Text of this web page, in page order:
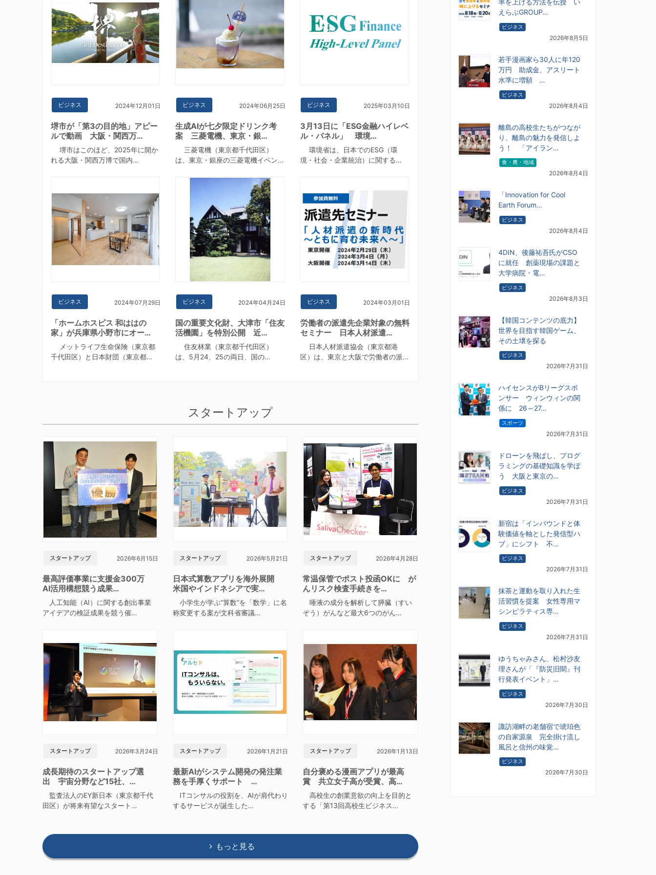
ビジネス 2024年12月01日
堺市が「第3の目的地」アピー
ルで動画 大阪・関西万…
堺市はこのほど、2025年に開か
れる大阪・関西万博で国内…
ビジネス 2024年06月25日
生成AIが七夕限定ドリンク考
案 三菱電機、東京・銀…
三菱電機（東京都千代田区）
は、東京・銀座の三菱電機イベン…
ビジネス 2025年03月10日
3月13日に「ESG金融ハイレベ
ル・パネル」 環境…
環境省は、日本でのESG（環
境・社会・企業統治）に関する…
ビジネス 2024年07月29日
「ホームホスピス 和ははの
家」が兵庫県小野市にオー…
メットライフ生命保険（東京都
千代田区）と日本財団（東京都…
ビジネス 2024年04月24日
国の重要文化財、大津市「住友
活機園」を特別公開 近…
住友林業（東京都千代田区）
は、5月24、25の両日、国の…
ビジネス 2024年03月01日
労働者の派遣先企業対象の無料
セミナー 日本人材派遣…
日本人材派遣協会（東京都港
区）は、東京と大阪で労働者の派…
スタートアップ
スタートアップ 2026年6月15日
最高評価事業に支援金300万
AI活用構想競う成果…
人工知能（AI）に関する創出事業
アイデアの検証成果を競う催…
スタートアップ 2026年5月21日
日本式算数アプリを海外展開
米国やインドネシアで実…
小学生が学ぶ“算数”を「数学」に名
称変更する案が文科省審議…
スタートアップ 2026年4月28日
常温保管でポスト投函OKに が
んリスク検査手続きを…
唾液の成分を解析して膵臓（すい
ぞう）がんなど最大6つのがん…
スタートアップ 2026年3月24日
成長期待のスタートアップ選
出 宇宙分野など15社、…
監査法人のEY新日本（東京都千代
田区）が将来有望なスタート…
スタートアップ 2026年1月21日
最新AIがシステム開発の発注業
務を手厚くサポート …
ITコンサルの役割を、AIが肩代わり
するサービスが誕生した…
スタートアップ 2026年1月13日
自分褒める漫画アプリが最高
賞 共立女子高が受賞、高…
高校生の創業意欲の向上を目的と
する「第13回高校生ビジネス…
もっと見る
率を上げる方法を伝授 い
えらぶGROUP…
ビジネス
2026年8月5日
若手漫画家ら30人に年120
万円 助成金、アスリート
水準に増額 …
ビジネス
2026年8月4日
離島の高校生たちがつなが
り、離島の魅力を発信しよ
う！ 「アイラン…
食・農・地域
2026年8月4日
「Innovation for Cool
Earth Forum…
ビジネス
2026年8月4日
4DIN、後藤祐吾氏がCSO
に就任 創薬現場の課題と
大学病院・電…
ビジネス
2026年8月3日
【韓国コンテンツの底力】
世界を目指す韓国ゲーム、
その土壌を探る
ビジネス
2026年7月31日
ハイセンスがBリーグスポ
ンサー ウィンウィンの関
係に 26～27…
スポーツ
2026年7月31日
ドローンを飛ばし、プログ
ラミングの基礎知識を学ぼ
う 大阪と東京の…
ビジネス
2026年7月31日
新宿は「インバウンドと体
験価値を軸とした発信型ハ
ブ」にシフト 不…
ビジネス
2026年7月31日
抹茶と運動を取り入れた生
活習慣を提案 女性専用マ
シンピラティス専…
ビジネス
2026年7月31日
ゆうちゃみさん、松村沙友
理さんが「『防災旧聞』刊
行発表イベント」…
ビジネス
2026年7月30日
諏訪湖畔の老舗宿で琥珀色
の自家源泉 完全掛け流し
風呂と信州の味覚…
ビジネス
2026年7月30日